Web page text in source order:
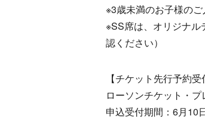
※3歳未満のお子様のご
※SS席は、オリジナル
認ください）
【チケット先行予約受
ローソンチケット・プ
申込受付期間：6月10